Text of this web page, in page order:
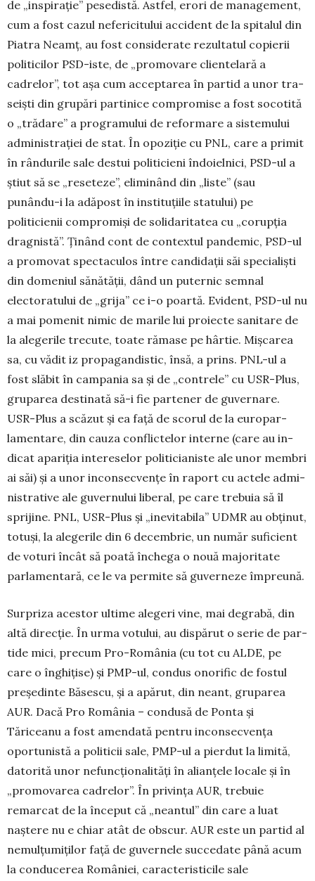
de „ins­pi­rație” pesedistă. Ast­fel, erori de ma­nagement,
cum a fost cazul nefe­ri­citului accident de la spitalul din
Piatra Neamț, au fost con­siderate rezultatul copierii
politicilor PSD-iste, de „pro­movare clientelară a
cadrelor”, tot așa cum accep­tarea în partid a unor tra­
seiști din grupări par­tinice com­promise a fost socotită
o „trădare” a progra­mului de reformare a sistemului
admi­nis­trației de stat. În opoziție cu PNL, care a primit
în rândurile sale destui politicieni îndoielnici, PSD-ul a
știut să se „reseteze”, eliminând din „liste” (sau
punându-i la adăpost în insti­tuțiile statului) pe
politicienii compromiși de solidaritatea cu „corupția
dragnistă”. Ținând cont de contextul pan­de­mic, PSD-ul
a promovat spectaculos în­tre candidații săi specialiști
din domeniul sănătății, dând un puternic semnal
electoratului de „grija” ce i-o poar­tă. Evident, PSD-ul nu
a mai pome­nit nimic de ma­rile lui proiecte sa­nitare de
la alegerile tre­cute, toate rămase pe hârtie. Mișcarea
sa, cu vădit iz pro­pagandistic, însă, a prins. PNL-ul a
fost slăbit în campania sa și de „contrele” cu USR-Plus,
gruparea destinată să-i fie partener de gu­ver­nare.
USR-Plus a scăzut și ea față de scorul de la euro­par­
lamentare, din cauza conflictelor in­terne (care au in­
dicat apariția intereselor politicianiste ale unor membri
ai săi) și a unor inconsecvențe în raport cu actele ad­mi­
nis­trative ale guvernului liberal, pe care tre­buia să îl
sprijine. PNL, USR-Plus și „inevitabila” UDMR au ob­ținut,
totuși, la alegerile din 6 decembrie, un număr su­ficient
de voturi încât să poată închega o nouă ma­jo­ritate
parlamentară, ce le va permite să guverneze împre­ună.
Surpriza acestor ultime alegeri vine, mai degrabă, din
altă direcție. În urma votului, au dispărut o serie de par­
tide mici, precum Pro-România (cu tot cu ALDE, pe
care o înghițise) și PMP-ul, condus onorific de fostul
pre­șe­dinte Băsescu, și a apărut, din neant, gruparea
AUR. Da­că Pro România – condusă de Ponta și
Tăriceanu a fost amendată pentru inconsecvența
oportunistă a politicii sale, PMP-ul a pierdut la limită,
datorită unor nefunc­ționalități în alianțele locale și în
„promovarea cadrelor”. În privința AUR, trebuie
remarcat de la început că „neantul” din care a luat
naștere nu e chiar atât de obscur. AUR este un partid al
nemulțumiților față de guvernele succe­date până acum
la conducerea României, carac­teristicile sale